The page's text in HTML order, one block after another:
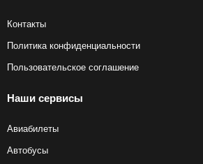
Контакты
Политика конфиденциальности
Пользовательское соглашение
Наши сервисы
Авиабилеты
Автобусы